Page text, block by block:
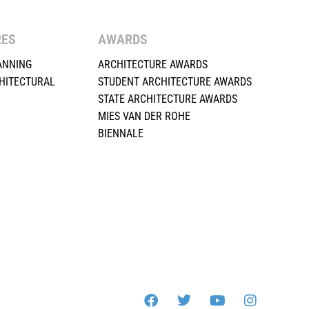
AWARDS
ARCHITECTURE AWARDS
STUDENT ARCHITECTURE AWARDS
STATE ARCHITECTURE AWARDS
MIES VAN DER ROHE
BIENNALE